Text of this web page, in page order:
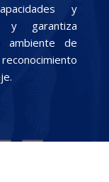
y
y garantiza
ambiente de